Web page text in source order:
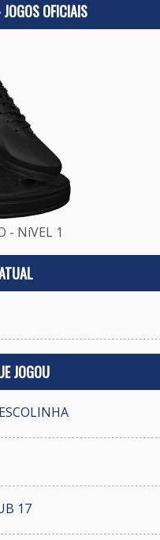
OFICIAIS
- NíVEL 1
JOGOU
17